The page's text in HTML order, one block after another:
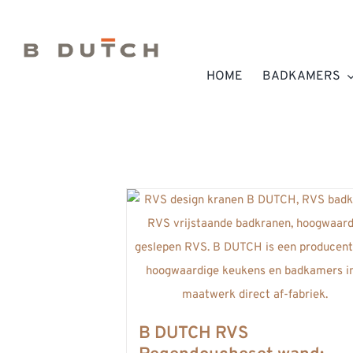
inhoud
HOME BADKAMERS
B DUTCH RVS